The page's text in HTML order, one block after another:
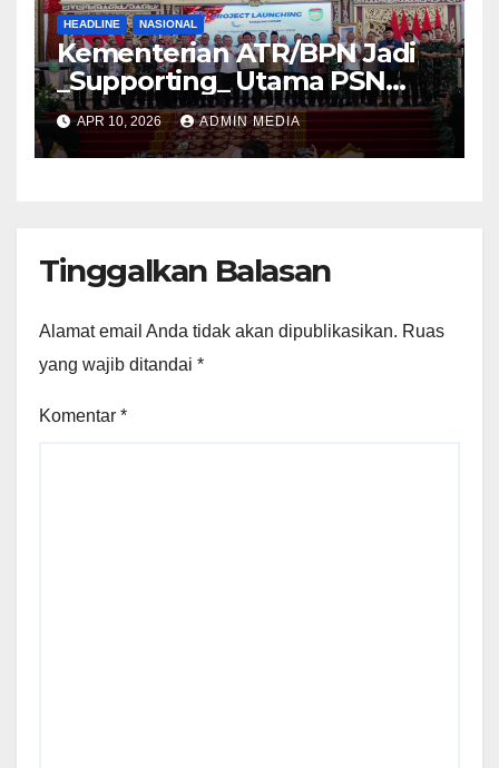
HEADLINE NASIONAL
Kementerian ATR/BPN Jadi
_Supporting_ Utama PSN
Pelabuhan Palembang Baru
Tanjung Carat
APR 10, 2026 ADMIN MEDIA
Tinggalkan Balasan
Alamat email Anda tidak akan dipublikasikan. Ruas
yang wajib ditandai *
Komentar *